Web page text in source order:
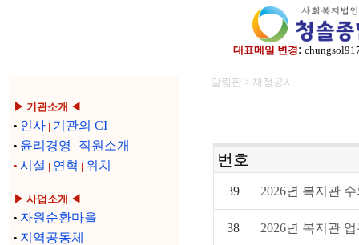
대표메일 변경:
▶ 기관소개 ◀
• 인사 | 기관의 CI
• 윤리경영 | 직원소개
• 시설 | 연혁 | 위치
▶ 사업소개 ◀
• 자원순환마을
• 지역공동체
알림판 > 재정공시
번호
39 2026년 복지관
38 2026년 복지관